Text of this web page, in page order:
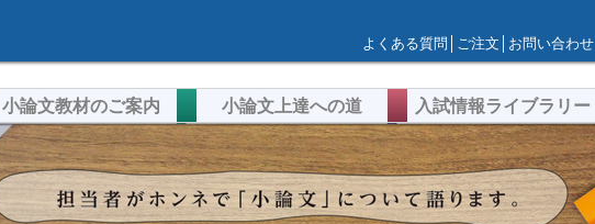
よくある質問 ご注文 お問い合わせ
小論文教材のご案内 小論文上達への道 入試情報ライブラリー